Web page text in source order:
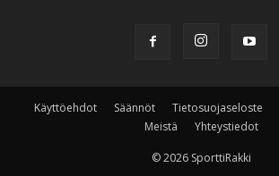
Käyttöehdot Säännöt Tietosuojaseloste
Meistä
Yhteystiedot
© 2026 SporttiRakki